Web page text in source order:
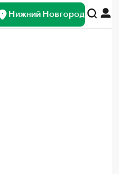
Нижний Новгород